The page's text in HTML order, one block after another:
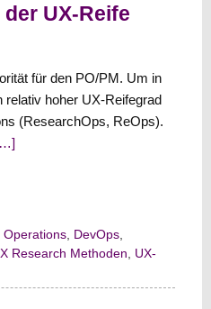
UX-Reife
für den PO/PM. Um in
relativ hoher UX-Reifegrad
(ResearchOps, ReOps).
Operations, DevOps,
Research Methoden
UX-